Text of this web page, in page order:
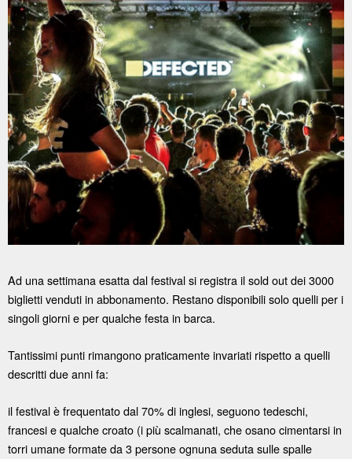
Ad una settimana esatta dal festival si registra il sold out dei 3000
biglietti venduti in abbonamento. Restano disponibili solo quelli per i
singoli giorni e per qualche festa in barca.
Tantissimi punti rimangono praticamente invariati rispetto a quelli
descritti due anni fa:
il festival è frequentato dal 70% di inglesi, seguono tedeschi,
francesi e qualche croato (i più scalmanati, che osano cimentarsi in
torri umane formate da 3 persone ognuna seduta sulle spalle